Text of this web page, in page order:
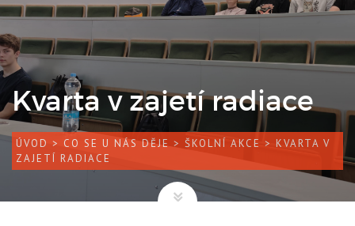
Kvarta v zajetí radiace
ÚVOD > CO SE U NÁS DĚJE > ŠKOLNÍ AKCE > KVARTA V
ZAJETÍ RADIACE